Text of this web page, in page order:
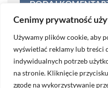
Cenimy prywatność
Używamy plików cookie, aby
wyświetlać reklamy lub treści
indywidualnych potrzeb
na stronie. Kliknięcie
zgodę na wykorzystywanie
Visa